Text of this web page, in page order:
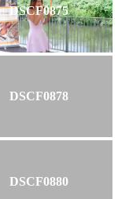
DSCF0875
DSCF0878
DSCF0880